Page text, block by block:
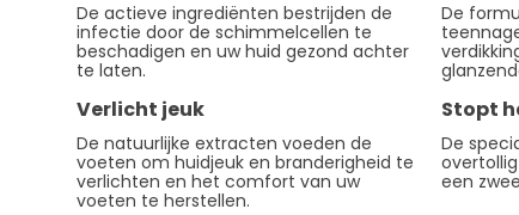
De actieve ingrediënten bestrijden de
infectie door de schimmelcellen te
beschadigen en uw huid gezond achter
te laten.
De
Verlicht jeuk
De natuurlijke extracten voeden de
voeten om huidjeuk en branderigheid te
verlichten en het comfort van uw
voeten te herstellen.
Stopt
De
een